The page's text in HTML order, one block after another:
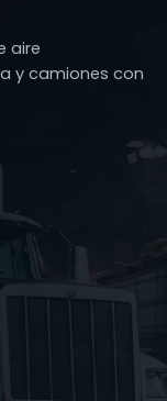
aire
y camiones con